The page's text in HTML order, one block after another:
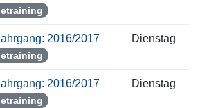
2016/2017 Dienstag
2016/2017 Dienstag